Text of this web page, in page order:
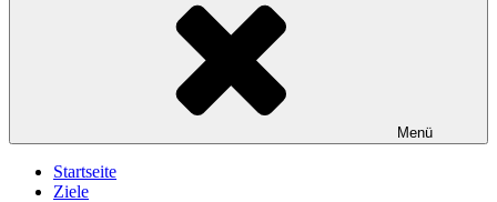
Menü
Startseite
Ziele